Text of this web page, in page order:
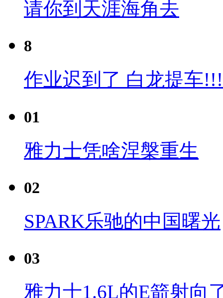
请你到天涯海角去
8
作业迟到了 白龙提车
01
雅力士凭啥涅槃重生
02
SPARK乐驰的中国曙光
03
雅力士1.6L的E箭射向